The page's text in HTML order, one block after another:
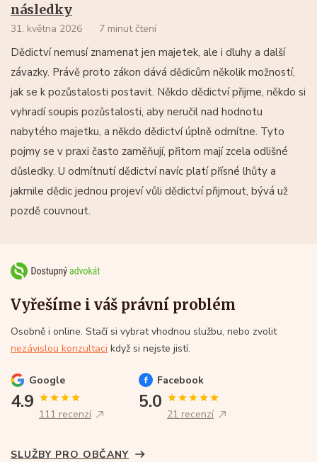
následky
31. května 2026 7 minut čtení
Dědictví nemusí znamenat jen majetek, ale i dluhy a další
závazky. Právě proto zákon dává dědicům několik možností,
jak se k pozůstalosti postavit. Někdo dědictví přijme, někdo si
vyhradí soupis pozůstalosti, aby neručil nad hodnotu
nabytého majetku, a někdo dědictví úplně odmítne. Tyto
pojmy se v praxi často zaměňují, přitom mají zcela odlišné
důsledky. U odmítnutí dědictví navíc platí přísné lhůty a
jakmile dědic jednou projeví vůli dědictví přijmout, bývá už
pozdě couvnout.
Vyřešíme i váš právní problém
Osobně i online. Stačí si vybrat vhodnou službu, nebo zvolit
nezávislou konzultaci když si nejste jistí.
Google
4.9
111 recenzí
Facebook
5.0
21 recenzí
SLUŽBY PRO OBČANY